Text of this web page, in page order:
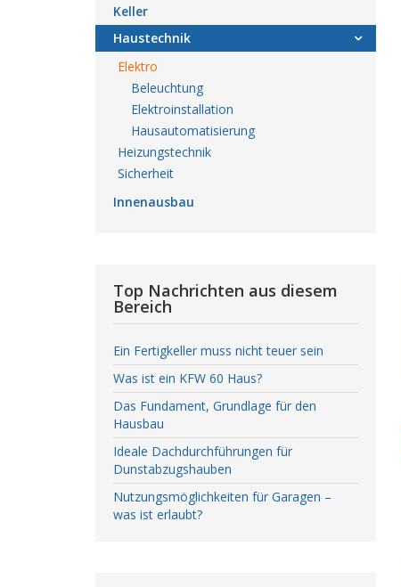
Keller
Haustechnik
Elektro
Beleuchtung
Elektroinstallation
Hausautomatisierung
Heizungstechnik
Sicherheit
Innenausbau
Top Nachrichten aus diesem
Bereich
Ein Fertigkeller muss nicht teuer sein
Was ist ein KFW 60 Haus?
Das Fundament, Grundlage für den
Hausbau
Ideale Dachdurchführungen für
Dunstabzugshauben
Nutzungsmöglichkeiten für Garagen –
was ist erlaubt?